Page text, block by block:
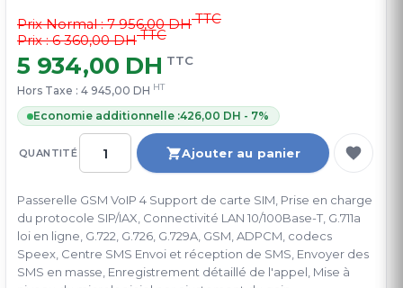
QUANTITÉ Ajouter au panier
Prix Normal :7 956,00 DHTTC
Prix : 6 360,00 DHTTC
5 934,00 DH TTC
Hors Taxe : 4 945,00 DH HT
Economie additionnelle :426,00 DH - 7%
Passerelle GSM VoIP 4 Support de carte SIM, Prise en charge
du protocole SIP/IAX, Connectivité LAN 10/100Base-T, G.711a
loi en ligne, G.722, G.726, G.729A, GSM, ADPCM, codecs
Speex, Centre SMS Envoi et réception de SMS, Envoyer des
SMS en masse, Enregistrement détaillé de l'appel, Mise à